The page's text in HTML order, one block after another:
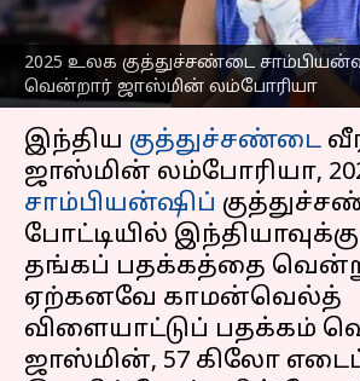
2025 உலக குத்துச்சண்டை
வென்றார் ஜாஸ்மின் லம்போரியா
எழுதியவர் Sekar Chinnappan Sep 14, 2025
செய்தி முன்னோட்டம்
இந்திய குத்துச்சண்டை
ஜாஸ்மின் லம்போரியா,
சாம்பியன்ஷிப்
போட்டியில்
தங்கப் பதக்கத்தை
ஏற்கனவே காமன்வெல்த்
விளையாட்டுப் பதக்கம்
ஜாஸ்மின், 57 கிலோ